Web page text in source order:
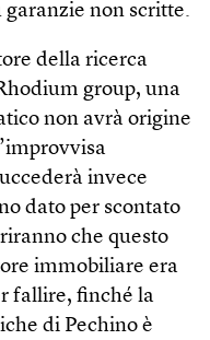
garanzie non scritte.
della ricerca
group, una
non avrà origine
invece
dato per scontato
che questo
immobiliare era
fallire, finché la
di Pechino è